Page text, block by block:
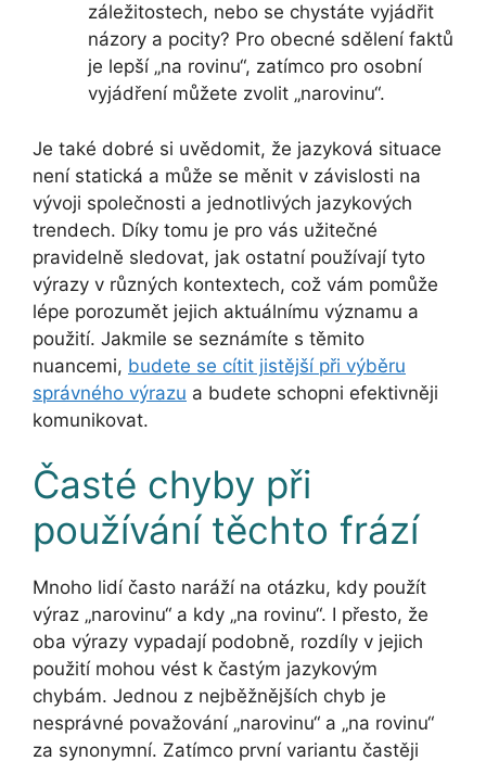
záležitostech, nebo se chystáte vyjádřit
názory a pocity? Pro obecné sdělení faktů
je lepší „na rovinu“, zatímco pro osobní
vyjádření můžete zvolit „narovinu“.
Je také dobré si uvědomit, že jazyková situace
není statická a může se měnit v závislosti na
vývoji společnosti a jednotlivých jazykových
trendech. Díky tomu je pro vás užitečné
pravidelně sledovat, jak ostatní používají tyto
výrazy v různých kontextech, což vám pomůže
lépe porozumět jejich aktuálnímu významu a
použití. Jakmile se seznámíte s těmito
nuancemi, budete se cítit jistější při výběru
správného výrazu a budete schopni efektivněji
komunikovat.
Časté chyby při
používání těchto frází
Mnoho lidí často naráží na otázku, kdy použít
výraz „narovinu“ a kdy „na rovinu“. I přesto, že
oba výrazy vypadají podobně, rozdíly v jejich
použití mohou vést k častým jazykovým
chybám. Jednou z nejběžnějších chyb je
nesprávné považování „narovinu“ a „na rovinu“
za synonymní. Zatímco první variantu častěji